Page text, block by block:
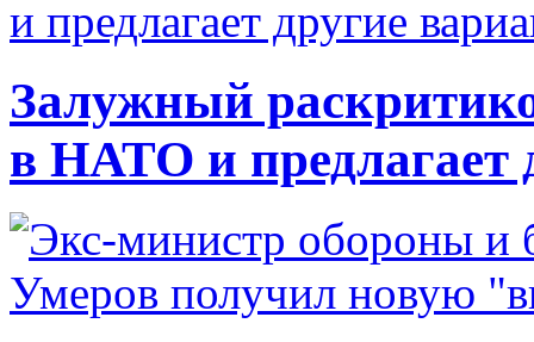
Залужный
в НАТО и предлагает